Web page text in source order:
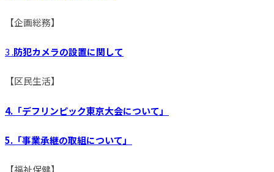
【企画総務】
3 .防犯カメラの設置に関して
【区民生活】
4.「デフリンピック東京大会について」
5.「事業承継の取組について」
【福祉保健】